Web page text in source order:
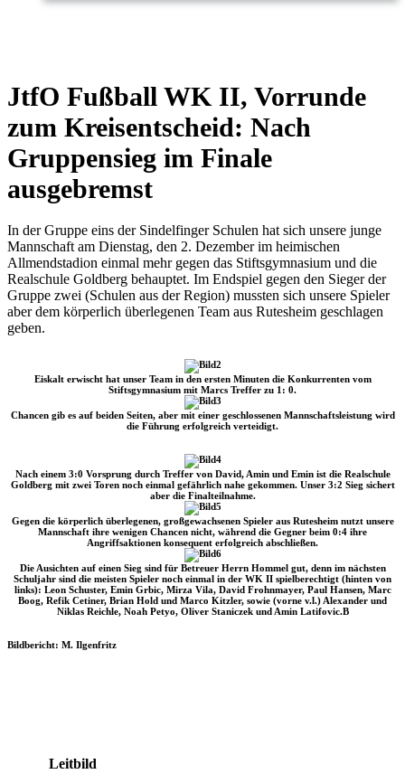
JtfO Fußball WK II, Vorrunde
zum Kreisentscheid: Nach
Gruppensieg im Finale
ausgebremst
In der Gruppe eins der Sindelfinger Schulen hat sich unsere junge
Mannschaft am Dienstag, den 2. Dezember im heimischen
Allmendstadion einmal mehr gegen das Stiftsgymnasium und die
Realschule Goldberg behauptet. Im Endspiel gegen den Sieger der
Gruppe zwei (Schulen aus der Region) mussten sich unsere Spieler
aber dem körperlich überlegenen Team aus Rutesheim geschlagen
geben.
Eiskalt erwischt hat unser Team in den ersten Minuten die Konkurrenten vom
Stiftsgymnasium mit Marcs Treffer zu 1: 0.
Chancen gib es auf beiden Seiten, aber mit einer geschlossenen Mannschaftsleistung wird
die Führung erfolgreich verteidigt.
Nach einem 3:0 Vorsprung durch Treffer von David, Amin und Emin ist die Realschule
Goldberg mit zwei Toren noch einmal gefährlich nahe gekommen. Unser 3:2 Sieg sichert
aber die Finalteilnahme.
Gegen die körperlich überlegenen, großgewachsenen Spieler aus Rutesheim nutzt unsere
Mannschaft ihre wenigen Chancen nicht, während die Gegner beim 0:4 ihre
Angriffsaktionen konsequent erfolgreich abschließen.
Die Ausichten auf einen Sieg sind für Betreuer Herrn Hommel gut, denn im nächsten
Schuljahr sind die meisten Spieler noch einmal in der WK II spielberechtigt (hinten von
links): Leon Schuster, Emin Grbic, Mirza Vila, David Frohnmayer, Paul Hansen, Marc
Boog, Refik Cetiner, Brian Hold und Marco Kitzler, sowie (vorne v.l.) Alexander und
Niklas Reichle, Noah Petyo, Oliver Staniczek und Amin Latifovic.B
Bildbericht: M. Ilgenfritz
Leitbild